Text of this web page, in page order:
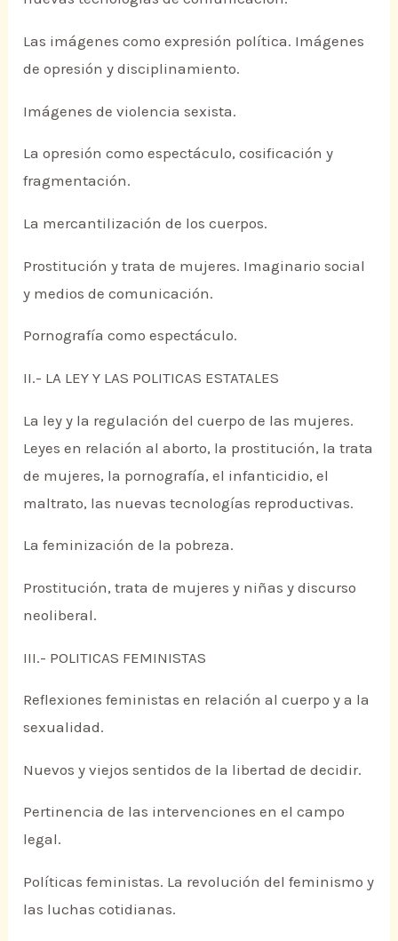
Las imágenes como expresión política. Imágenes
de opresión y disciplinamiento.
Imágenes de violencia sexista.
La opresión como espectáculo, cosificación y
fragmentación.
La mercantilización de los cuerpos.
Prostitución y trata de mujeres. Imaginario social
y medios de comunicación.
Pornografía como espectáculo.
II.- LA LEY Y LAS POLITICAS ESTATALES
La ley y la regulación del cuerpo de las mujeres.
Leyes en relación al aborto, la prostitución, la trata
de mujeres, la pornografía, el infanticidio, el
maltrato, las nuevas tecnologías reproductivas.
La feminización de la pobreza.
Prostitución, trata de mujeres y niñas y discurso
neoliberal.
III.- POLITICAS FEMINISTAS
Reflexiones feministas en relación al cuerpo y a la
sexualidad.
Nuevos y viejos sentidos de la libertad de decidir.
Pertinencia de las intervenciones en el campo
legal.
Políticas feministas. La revolución del feminismo y
las luchas cotidianas.